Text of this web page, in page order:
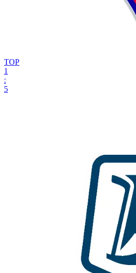
ТОР
1
:
5